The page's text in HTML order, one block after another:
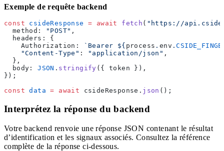
Exemple de requête backend
const csideResponse = await fetch ( "https://
  method:
"POST" ,
  headers: {
    Authorization:
`Bearer ${ process . env .
    "Content-Type"
: "application/json" ,
  },
  body:
JSON . stringify ({ token }),
});
const data = await csideResponse. json ();
Interprétez la réponse du backend
Votre backend renvoie une réponse JSON contenant le résultat
d’identification et les signaux associés. Consultez la référence
complète de la réponse ci-dessous.